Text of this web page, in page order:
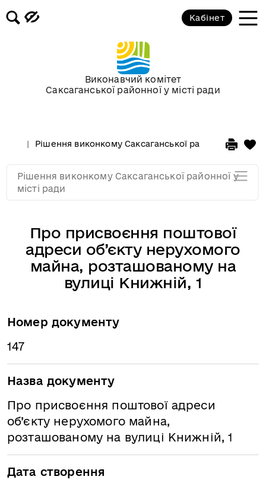
Виконавчий комітет
Саксаганської районної у місті ради
Кабінет
Рішення виконкому Саксаганської районної у місті
Про присвоєння поштової
адреси об’єкту нерухомого
майна, розташованому на
вулиці Книжній, 1
Номер документу
147
Назва документу
Про присвоєння поштової адреси
об’єкту нерухомого майна,
розташованому на вулиці Книжній, 1
Дата створення
Рішення виконкому Саксаганської районної у
місті ради
Засідання за 2015 рік
Засідання за 2014 рік
Засідання за 2013 рік
Засідання за 2011
Засідання за 2010